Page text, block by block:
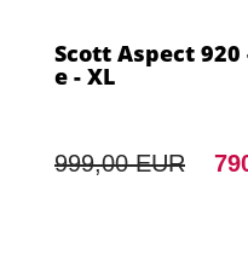
Scott Aspect
e - XL
999,00 EUR